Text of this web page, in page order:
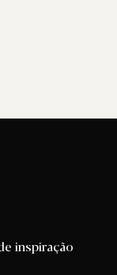
inspiração